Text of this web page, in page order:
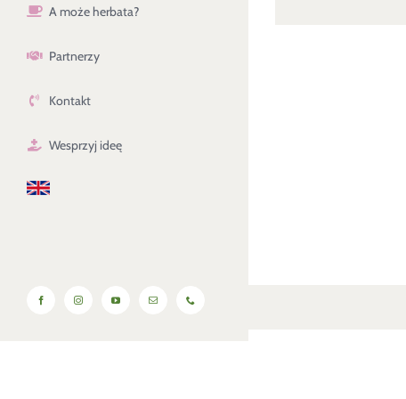
A może herbata?
Partnerzy
Kontakt
Wesprzyj ideę
Facebook Instagram YouTube Email